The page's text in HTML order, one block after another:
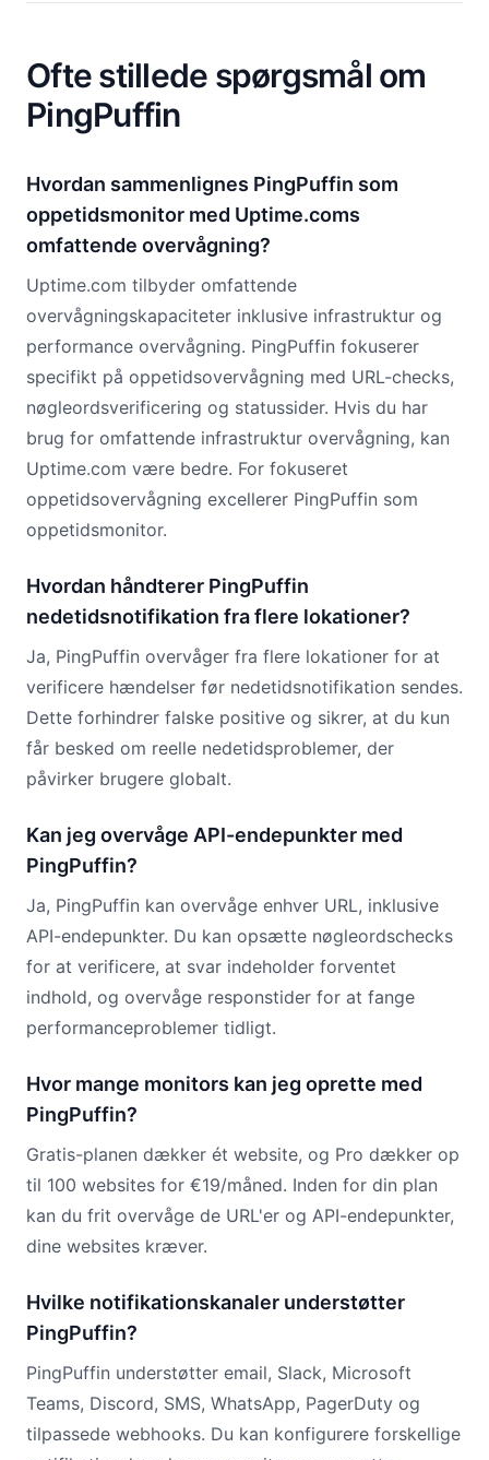
Ofte stillede spørgsmål om
PingPuffin
Hvordan sammenlignes PingPuffin som
oppetidsmonitor med Uptime.coms
omfattende overvågning?
Uptime.com tilbyder omfattende
overvågningskapaciteter inklusive infrastruktur og
performance overvågning. PingPuffin fokuserer
specifikt på oppetidsovervågning med URL-checks,
nøgleordsverificering og statussider. Hvis du har
brug for omfattende infrastruktur overvågning, kan
Uptime.com være bedre. For fokuseret
oppetidsovervågning excellerer PingPuffin som
oppetidsmonitor.
Hvordan håndterer PingPuffin
nedetidsnotifikation fra flere lokationer?
Ja, PingPuffin overvåger fra flere lokationer for at
verificere hændelser før nedetidsnotifikation sendes.
Dette forhindrer falske positive og sikrer, at du kun
får besked om reelle nedetidsproblemer, der
påvirker brugere globalt.
Kan jeg overvåge API-endepunkter med
PingPuffin?
Ja, PingPuffin kan overvåge enhver URL, inklusive
API-endepunkter. Du kan opsætte nøgleordschecks
for at verificere, at svar indeholder forventet
indhold, og overvåge responstider for at fange
performanceproblemer tidligt.
Hvor mange monitors kan jeg oprette med
PingPuffin?
Gratis-planen dækker ét website, og Pro dækker op
til 100 websites for €19/måned. Inden for din plan
kan du frit overvåge de URL'er og API-endepunkter,
dine websites kræver.
Hvilke notifikationskanaler understøtter
PingPuffin?
PingPuffin understøtter email, Slack, Microsoft
Teams, Discord, SMS, WhatsApp, PagerDuty og
tilpassede webhooks. Du kan konfigurere forskellige